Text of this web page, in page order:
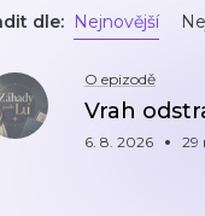
dle: Nejnovější
O epizodě
Vrah
6. 8. 2026 29